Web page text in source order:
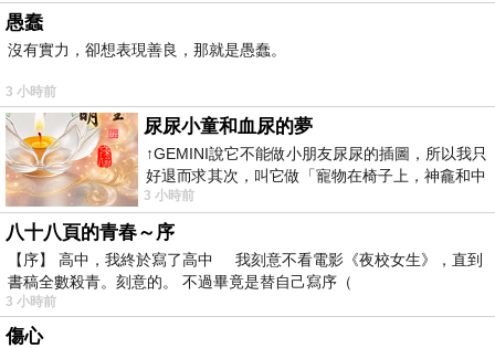
愚蠢
沒有實力，卻想表現善良，那就是愚蠢。
3 小時前
尿尿小童和血尿的夢
↑GEMINI說它不能做小朋友尿尿的插圖，所以我只
好退而求其次，叫它做「寵物在椅子上，神龕和中
年人臉孔」的畫了。 六月底
3 小時前
八十八頁的青春～序
【序】 高中，我終於寫了高中 我刻意不看電影《夜校女生》，直到
書稿全數殺青。刻意的。 不過畢竟是替自己寫序（
3 小時前
傷心